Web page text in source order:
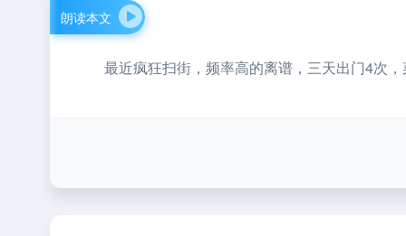
朗读本文
最近疯狂扫街，频率高的离谱，三天出门4次